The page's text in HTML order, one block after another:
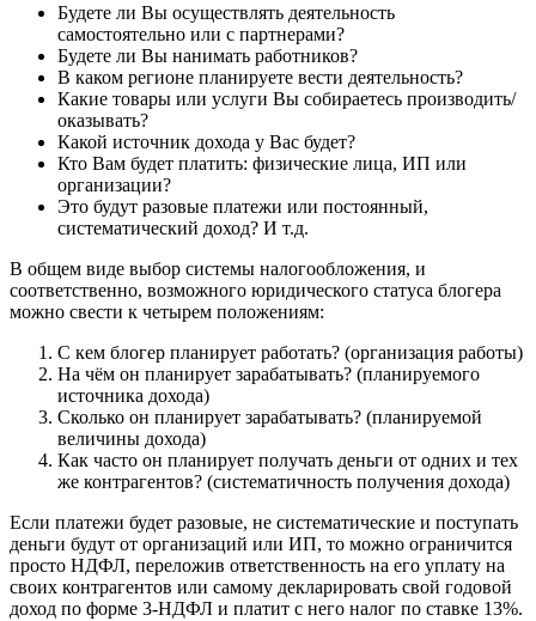
Будете ли Вы осуществлять деятельность
самостоятельно или с партнерами?
Будете ли Вы нанимать работников?
В каком регионе планируете вести деятельность?
Какие товары или услуги Вы собираетесь производить/
оказывать?
Какой источник дохода у Вас будет?
Кто Вам будет платить: физические лица, ИП или
организации?
Это будут разовые платежи или постоянный,
систематический доход? И т.д.
В общем виде выбор системы налогообложения, и
соответственно, возможного юридического статуса блогера
можно свести к четырем положениям:
С кем блогер планирует работать? (организация работы)
На чём он планирует зарабатывать? (планируемого
источника дохода)
Сколько он планирует зарабатывать? (планируемой
величины дохода)
Как часто он планирует получать деньги от одних и тех
же контрагентов? (систематичность получения дохода)
Если платежи будет разовые, не систематические и поступать
деньги будут от организаций или ИП, то можно ограничится
просто НДФЛ, переложив ответственность на его уплату на
своих контрагентов или самому декларировать свой годовой
доход по форме 3-НДФЛ и платит с него налог по ставке 13%.